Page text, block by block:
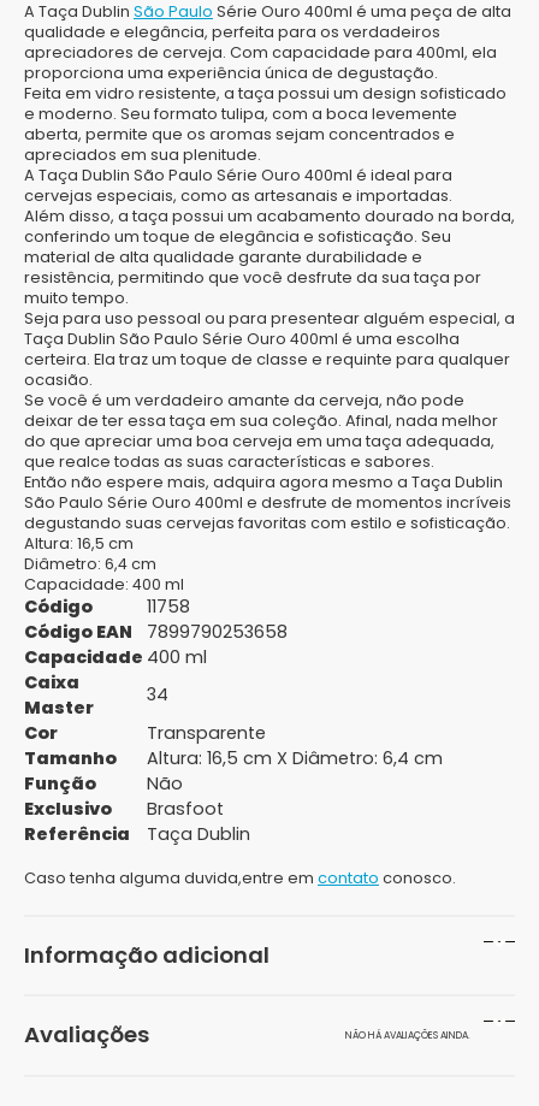
A Taça Dublin São Paulo Série Ouro 400ml é uma peça de alta
qualidade e elegância, perfeita para os verdadeiros
apreciadores de cerveja. Com capacidade para 400ml, ela
proporciona uma experiência única de degustação.
Feita em vidro resistente, a taça possui um design sofisticado
e moderno. Seu formato tulipa, com a boca levemente
aberta, permite que os aromas sejam concentrados e
apreciados em sua plenitude.
A Taça Dublin São Paulo Série Ouro 400ml é ideal para
cervejas especiais, como as artesanais e importadas.
Além disso, a taça possui um acabamento dourado na borda,
conferindo um toque de elegância e sofisticação. Seu
material de alta qualidade garante durabilidade e
resistência, permitindo que você desfrute da sua taça por
muito tempo.
Seja para uso pessoal ou para presentear alguém especial, a
Taça Dublin São Paulo Série Ouro 400ml é uma escolha
certeira. Ela traz um toque de classe e requinte para qualquer
ocasião.
Se você é um verdadeiro amante da cerveja, não pode
deixar de ter essa taça em sua coleção. Afinal, nada melhor
do que apreciar uma boa cerveja em uma taça adequada,
que realce todas as suas características e sabores.
Então não espere mais, adquira agora mesmo a Taça Dublin
São Paulo Série Ouro 400ml e desfrute de momentos incríveis
degustando suas cervejas favoritas com estilo e sofisticação.
Altura: 16,5 cm
Diâmetro: 6,4 cm
Capacidade: 400 ml
Código
11758
Código EAN
7899790253658
Capacidade 400 ml
Caixa
Master
34
Cor
Transparente
Tamanho
Altura: 16,5 cm X Diâmetro: 6,4 cm
Função
Não
Exclusivo
Brasfoot
Referência
Taça Dublin
Caso tenha alguma duvida,entre em contato conosco.
Informação adicional
Avaliações NÃO HÁ AVALIAÇÕES AINDA.